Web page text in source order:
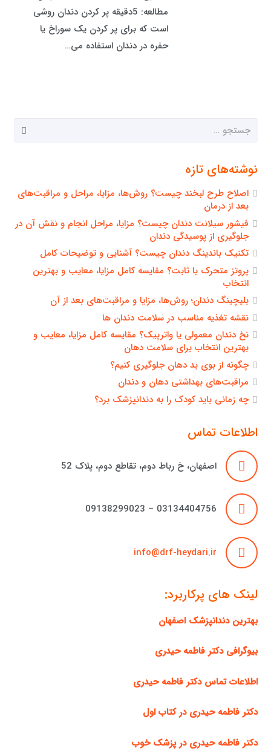
مطالعه: 5دقیقه پر کردن دندان روشی
است که برای پر کردن یک سوراخ یا
حفره در دندان استفاده می…
جستجو
نوشته‌های تازه
اصلاح طرح لبخند چیست؟ روش‌ها، مزایا، مراحل و مراقبت‌های
بعد از درمان
فیشور سیلانت دندان چیست؟ مزایا، مراحل انجام و نقش آن در
جلوگیری از پوسیدگی دندان
تکنیک باندینگ دندان چیست؟ آشنایی و توضیحات کامل
پروتز متحرک یا ثابت؟ مقایسه کامل مزایا، معایب و بهترین
انتخاب
بلیچینگ دندان؛ روش‌ها، مزایا و مراقبت‌های بعد از آن
نقشه تغذیه مناسب در سلامت دندان ها
نخ دندان معمولی یا واترپیک؟ مقایسه کامل مزایا، معایب و
بهترین انتخاب برای سلامت دهان
چگونه از بوی بد دهان جلوگیری کنیم؟
مراقبت‌های بهداشتی دهان و دندان
چه زمانی باید کودک را به دندانپزشک برد؟
اطلاعات تماس
اصفهان، خ رباط دوم، تقاطع دوم، پلاک 52
03134404756 – 09138299023
info@drf-heydari.ir
لینک های پرکاربرد:
بهترین دندانپزشک اصفهان
بیوگرافی دکتر فاطمه حیدری
اطلاعات تماس دکتر فاطمه حیدری
دکتر فاطمه حیدری در کتاب اول
دکتر فاطمه حیدری در پزشک خوب